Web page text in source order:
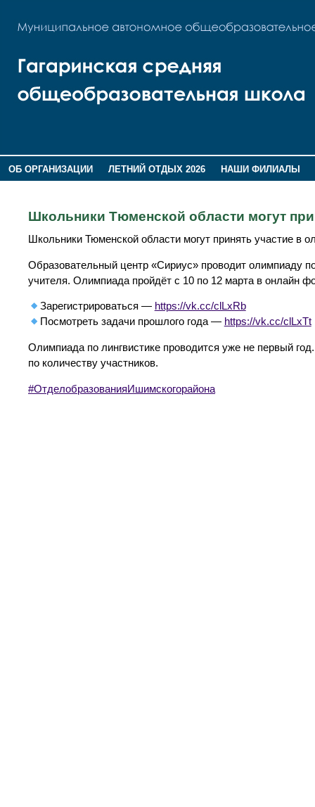
ОБ ОРГАНИЗАЦИИ ЛЕТНИЙ ОТДЫХ 2026
НАШИ ФИЛИАЛЫ
Школьники Тюменской области могут
Школьники Тюменской области могут принять участие в
Образовательный центр «Сириус» проводит олимпиаду
учителя. Олимпиада пройдёт с 10 по 12 марта в онлайн
Зарегистрироваться — https://vk.cc/clLxRb
Посмотреть задачи прошлого года — https://vk.cc/clLxTt
Олимпиада по лингвистике проводится уже не первый
по количеству участников.
#ОтделобразованияИшимскогорайона